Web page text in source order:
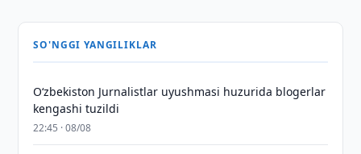
SO'NGGI YANGILIKLAR
O‘zbekiston Jurnalistlar uyushmasi huzurida blogerlar
kengashi tuzildi
22:45 · 08/08